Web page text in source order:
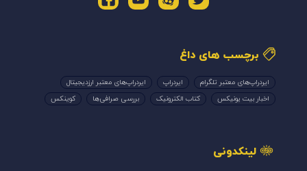
برچسب های داغ
ایردراپ‌های معتبر تلگرام ایردراپ
ایردراپ‌های معتبر ارزدیجیتال
اخبار بیت یونیکس
کتاب الکترونیک بررسی صرافی‌ها کوینکس
لینکدونی